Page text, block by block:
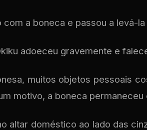
a boneca e passou a levá-
adoeceu gravemente e
muitos objetos pessoais
motivo, a boneca permaneceu
altar doméstico ao lado das